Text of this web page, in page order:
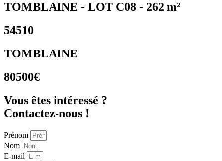
TOMBLAINE - LOT C08 - 262 m²
54510
TOMBLAINE
80500€
Vous êtes intéressé ?
Contactez-nous !
Prénom
Nom
E-mail